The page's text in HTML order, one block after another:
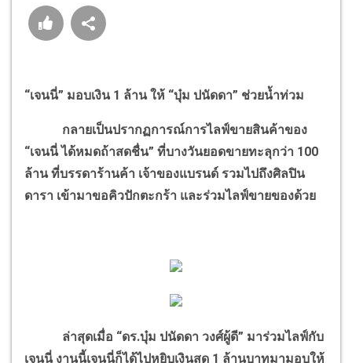
“เจนนี่” มอบเงิน 1 ล้าน ให้ “บุ๋ม ปนัดดา” ช่วยน้ำท่วม
กลายเป็นปรากฏการณ์การไลฟ์ขายสินค้าของ
“เจนนี่ ได้หมดถ้าสดชื่น” ที่บางวันยอดขายทะลุกว่า 100
ล้าน ที่บรรดาร้านค้า เจ้าของแบรนด์ รวมไปถึงศิลปิน
ดารา เข้ามาขอคิวปักตะกร้า และร่วมไลฟ์ขายของด้วย
ล่าสุดเมื่อ “ดร.บุ๋ม ปนัดดา วงศ์ผู้ดี” มาร่วมไลฟ์กับ
เจนนี่ งานนี้เจนนี่ก็ได้ไปหยิบเงินสด 1 ล้านบาทมามอบให้